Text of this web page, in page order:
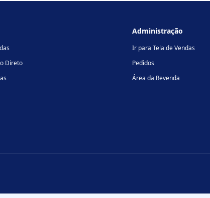
Direto
Administração
Ir para Tela de Vendas
Pedidos
Área da Revenda